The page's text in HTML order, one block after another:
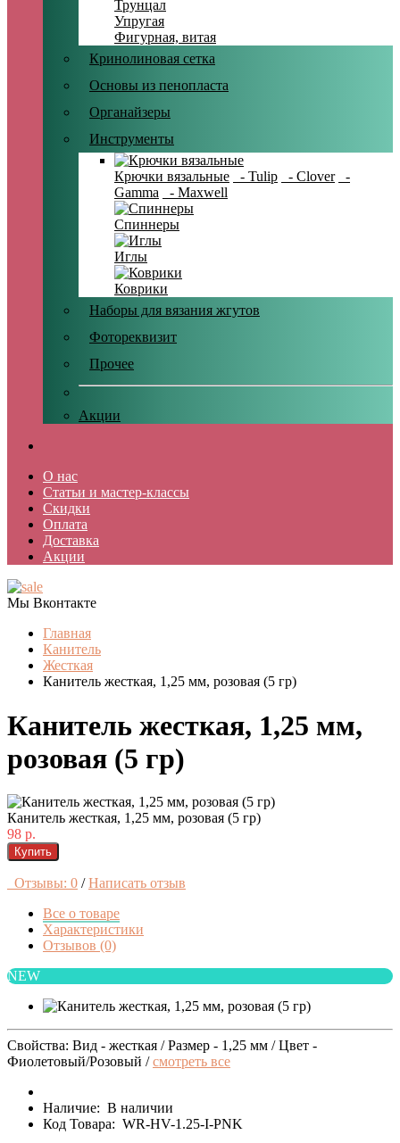
Трунцал
Упругая
Фигурная, витая
Кринолиновая сетка
Основы из пенопласта
Органайзеры
Инструменты
Крючки вязальные - Tulip - Clover
-
Gamma
- Maxwell
Спиннеры
Иглы
Коврики
Наборы для вязания жгутов
Фотореквизит
Прочее
Акции
О нас
Статьи и мастер-классы
Скидки
Оплата
Доставка
Акции
Мы Вконтакте
Главная
Канитель
Жесткая
Канитель жесткая, 1,25 мм, розовая (5 гр)
Канитель жесткая, 1,25 мм,
розовая (5 гр)
Канитель жесткая, 1,25 мм, розовая (5 гр)
98 р.
Купить
Отзывы: 0 / Написать отзыв
Все о товаре
Характеристики
Отзывов (0)
NEW
Свойства: Вид - жесткая / Размер - 1,25 мм / Цвет -
Фиолетовый/Розовый /смотреть все
Наличие: В наличии
Код Товара: WR-HV-1.25-I-PNK